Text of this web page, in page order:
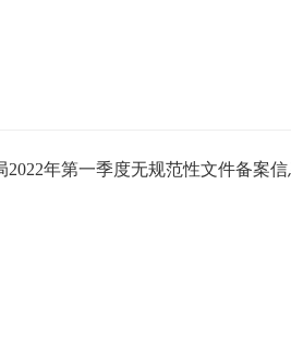
2022年第一季度无规范性文件备案